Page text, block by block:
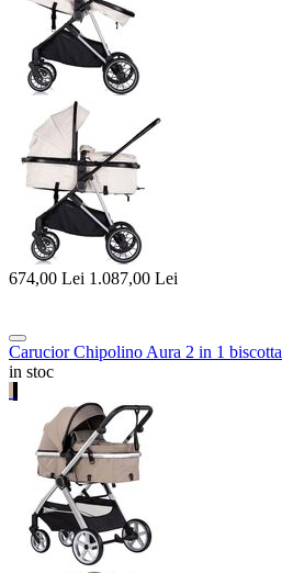
674,00 Lei 1.087,00 Lei
Carucior Chipolino Aura 2 in 1 biscotta
in stoc